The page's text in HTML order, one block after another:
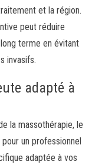
et la région.
peut réduire
terme en évitant
invasifs.
adapté à
la massothérapie, le
un professionnel
adaptée à vos